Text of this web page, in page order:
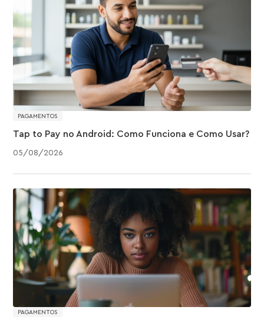
PAGAMENTOS
05 /08 /2026
Tap to Pay no Android: Como Funciona e Como Usar?
PAGAMENTOS